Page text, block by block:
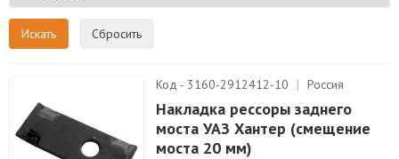
Сбросить
Код - 3160-2912412-10 | Россия
Накладка рессоры заднего
моста УАЗ Хантер (смещение
моста 20 мм)